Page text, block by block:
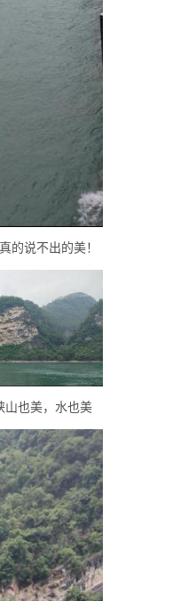
的说不出的美！
山也美，水也美